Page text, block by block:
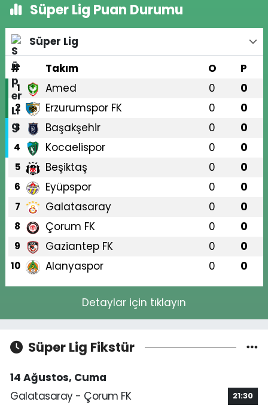
Süper Lig Puan Durumu
Süper Lig
#
Takım O P
1 Amed 0 0
2 Erzurumspor FK 0 0
3 Başakşehir 0 0
4 Kocaelispor 0 0
5 Beşiktaş 0 0
6 Eyüpspor 0 0
7 Galatasaray 0 0
8 Çorum FK 0 0
9 Gaziantep FK 0 0
10 Alanyaspor 0 0
Detaylar için tıklayın
Süper Lig Fikstür
14 Ağustos, Cuma
Galatasaray - Çorum FK
21:30